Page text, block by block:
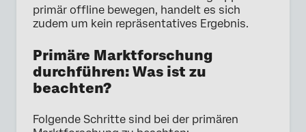
primär offline bewegen, handelt es sich
zudem um kein repräsentatives Ergebnis.
Primäre Marktforschung
durchführen: Was ist zu
beachten?
Folgende Schritte sind bei der primären